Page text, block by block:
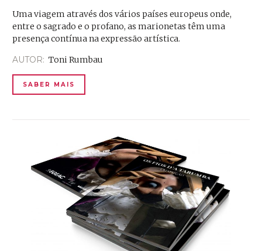
Uma viagem através dos vários países europeus onde,
entre o sagrado e o profano, as marionetas têm uma
presença contínua na expressão artística.
AUTOR: Toni Rumbau
SABER MAIS